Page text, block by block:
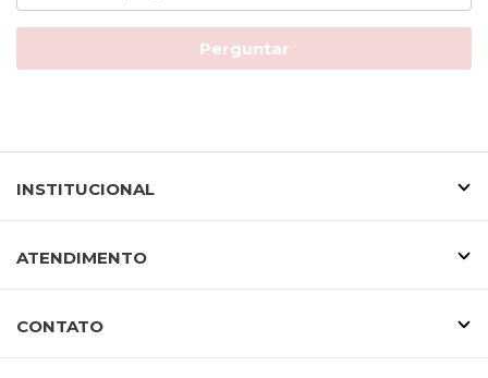
Perguntar
INSTITUCIONAL
ATENDIMENTO
CONTATO